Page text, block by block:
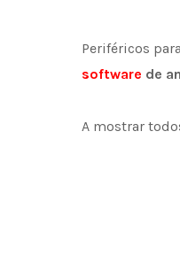
Periféricos
software de
A mostrar